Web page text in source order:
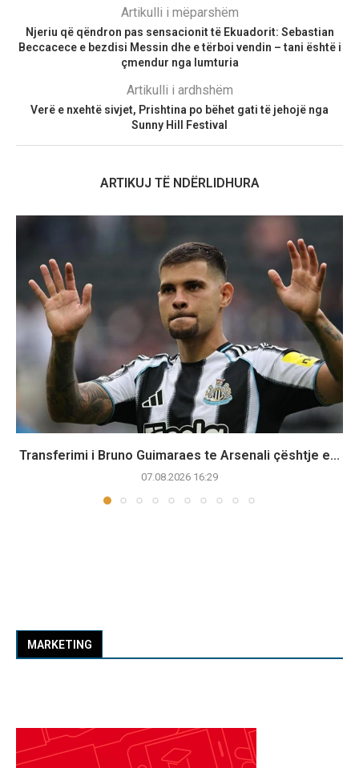
Artikulli i mëparshëm
Njeriu që qëndron pas sensacionit të Ekuadorit: Sebastian
Beccacece e bezdisi Messin dhe e tërboi vendin – tani është i
çmendur nga lumturia
Artikulli i ardhshëm
Verë e nxehtë sivjet, Prishtina po bëhet gati të jehojë nga
Sunny Hill Festival
ARTIKUJ TË NDËRLIDHURA
Transferimi i Bruno Guimaraes te Arsenali çështje e...
07.08.2026 16:29
MARKETING